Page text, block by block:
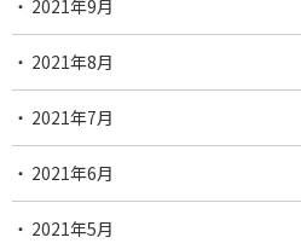
2021年9月
2021年8月
2021年7月
2021年6月
2021年5月